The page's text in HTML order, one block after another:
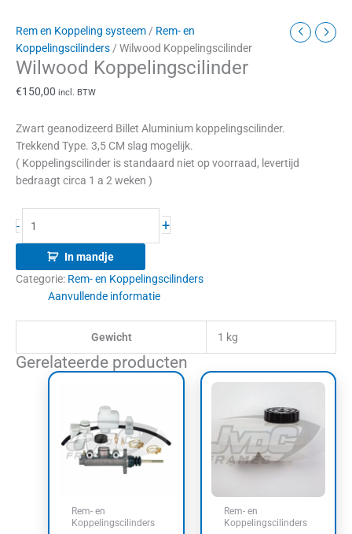
Rem en Koppeling systeem / Rem- en
Koppelingscilinders / Wilwood Koppelingscilinder
Wilwood Koppelingscilinder
€150,00 incl. BTW
Zwart geanodizeerd Billet Aluminium koppelingscilinder.
Trekkend Type. 3,5 CM slag mogelijk.
( Koppelingscilinder is standaard niet op voorraad, levertijd
bedraagt circa 1 a 2 weken )
- +
In mandje
Categorie: Rem- en Koppelingscilinders
Aanvullende informatie
Gewicht 1 kg
Gerelateerde producten
Rem- en
Koppelingscilinders
Rem- en
Koppelingscilinders